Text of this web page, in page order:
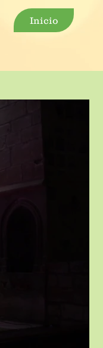
Inicio